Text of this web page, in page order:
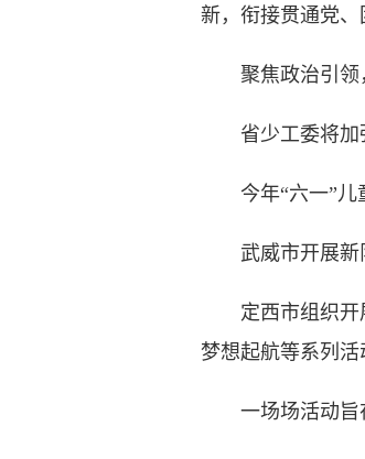
新，衔接贯通党、
聚焦政治引领
省少工委将加强
今年“六一”儿童
武威市开展新队
定西市组织开展
梦想起航等系列
一场场活动旨在